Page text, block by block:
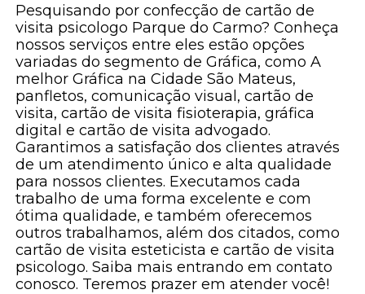
Pesquisando por confecção de cartão de
visita psicologo Parque do Carmo? Conheça
nossos serviços entre eles estão opções
variadas do segmento de Gráfica, como A
melhor Gráfica na Cidade São Mateus,
panfletos, comunicação visual, cartão de
visita, cartão de visita fisioterapia, gráfica
digital e cartão de visita advogado.
Garantimos a satisfação dos clientes através
de um atendimento único e alta qualidade
para nossos clientes. Executamos cada
trabalho de uma forma excelente e com
ótima qualidade, e também oferecemos
outros trabalhamos, além dos citados, como
cartão de visita esteticista e cartão de visita
psicologo. Saiba mais entrando em contato
conosco. Teremos prazer em atender você!